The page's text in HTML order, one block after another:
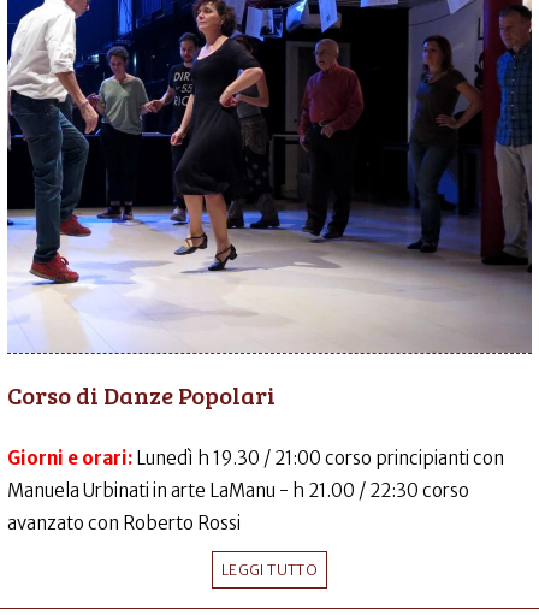
Corso di Danze Popolari
Giorni e orari: Lunedì h 19.30 / 21:00 corso principianti con
Manuela Urbinati in arte LaManu - h 21.00 / 22:30 corso
avanzato con Roberto Rossi
LEGGI TUTTO